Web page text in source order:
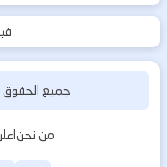
جميع
من نحن